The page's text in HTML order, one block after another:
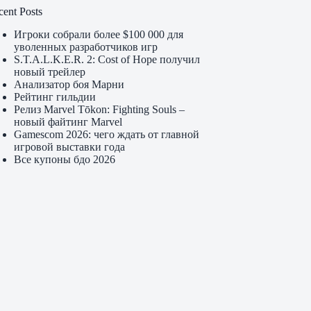
Posts
Игроки собрали более $100 000 для
уволенных разработчиков игр
S.T.A.L.K.E.R. 2: Cost of Hope получил
новый трейлер
Анализатор боя Марни
Рейтинг гильдии
Релиз Marvel Tōkon: Fighting Souls –
новый файтинг Marvel
Gamescom 2026: чего ждать от главной
игровой выставки года
Все купоны бдо 2026